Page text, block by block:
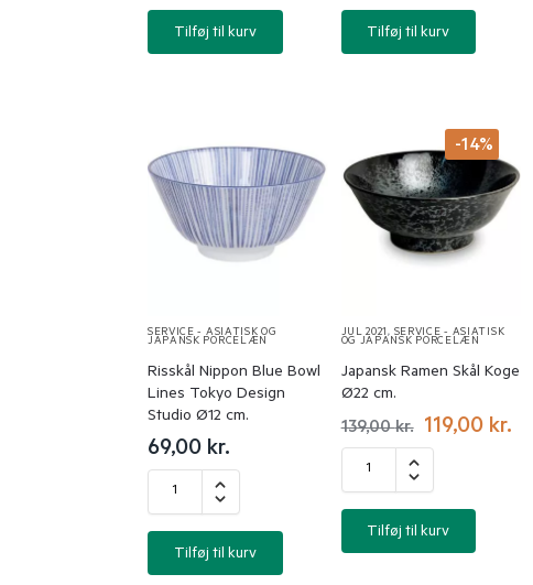
Tilføj til kurv Tilføj til kurv
SERVICE - ASIATISK OG
JAPANSK PORCELÆN
Risskål Nippon Blue Bowl
Lines Tokyo Design
Studio Ø12 cm.
69,00 kr.
Tilføj til kurv
-14%
JUL 2021, SERVICE - ASIATISK
OG JAPANSK PORCELÆN
Japansk Ramen Skål Koge
Ø22 cm.
139,00kr. 119,00 kr.
Tilføj til kurv